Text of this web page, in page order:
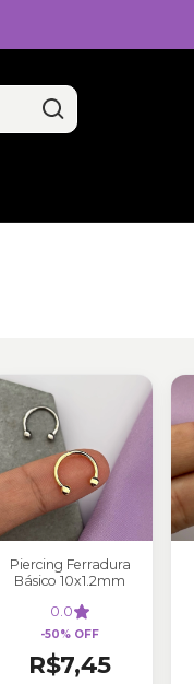
Piercing Ferradura
Básico 10x1.2mm
0.0
-50% OFF
R$7,45